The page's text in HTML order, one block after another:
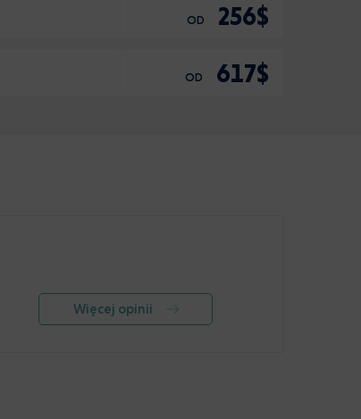
OD 256$
OD 617$
Więcej opinii